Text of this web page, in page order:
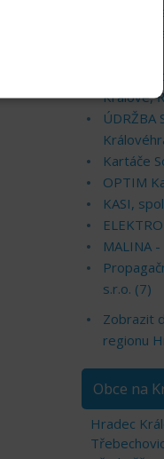
SV
Dětský
škola a
Králové,
ÚDRŽBA
Kartáče
OPTIM
KASI,
MALINA -
s.r.o. (7)
Zobrazit
regionu
Obce na
Hradec